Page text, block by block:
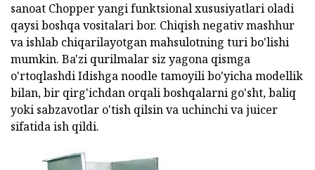
sanoat Chopper yangi funktsional xususiyatlari oladi
qaysi boshqa vositalari bor. Chiqish negativ mashhur
va ishlab chiqarilayotgan mahsulotning turi bo'lishi
mumkin. Ba'zi qurilmalar siz yagona qismga
o'rtoqlashdi Idishga noodle tamoyili bo'yicha modellik
bilan, bir qirg'ichdan orqali boshqalarni go'sht, baliq
yoki sabzavotlar o'tish qilsin va uchinchi va juicer
sifatida ish qildi.